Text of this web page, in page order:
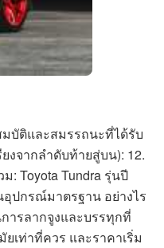
บัติและสมรรถนะที่ได้รับ
งจากลำดับท้ายสู่บน): 12.
: Toyota Tundra รุ่นปี
ปกรณ์มาตรฐาน อย่างไร
ารลากจูงและบรรทุกที่
เท่าที่ควร และราคาเริ่ม